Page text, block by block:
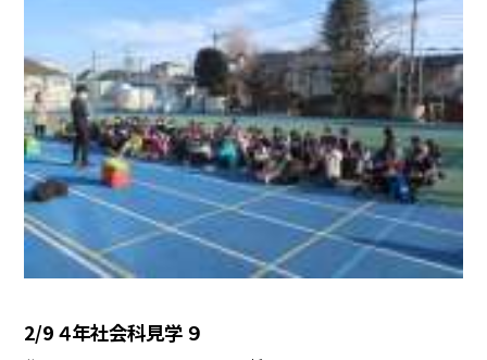
2/9 ４年社会科見学 ９